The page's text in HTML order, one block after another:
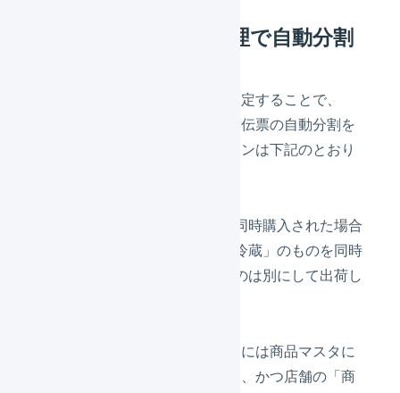
商品マスタの温度管理で自動分割
商品マスタの「温度管理」を設定することで、
「温度管理」の値によって出荷伝票の自動分割を
実行します。具体的な利用シーンは下記のとおり
温度管理が異なる商品を同時購入された場合
温度管理が「通常」と「冷蔵」のものを同時
に出荷し、「冷凍」のものは別にして出荷し
出荷伝票の自動分割を実行するには商品マスタに
「温度管理」が指定されており、かつ店舗の「商